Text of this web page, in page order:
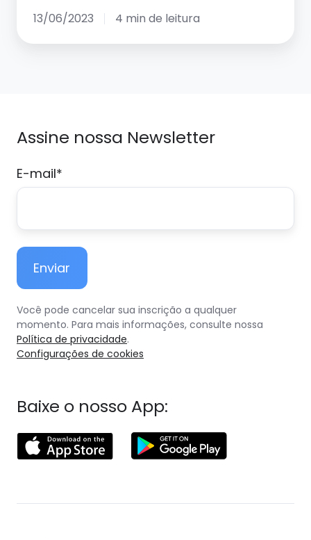
seu
negócio
processo
13/06/2023 4 min de leitura
Assine nossa Newsletter
E-mail*
Você pode cancelar sua inscrição a qualquer
momento. Para mais informações, consulte nossa
Política de privacidade.
Configurações de cookies
Baixe o nosso App: